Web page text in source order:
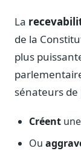
Notes,
Fiches
Parcours,
Registre
La
de la
plus
sénateurs
Créent
Ou